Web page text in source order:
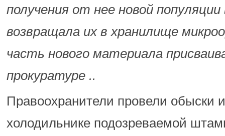
получения от нее новой популяции
возвращала их в хранилище
часть нового материала
прокуратуре ..
Правоохранители провели обыски
холодильнике подозреваемой